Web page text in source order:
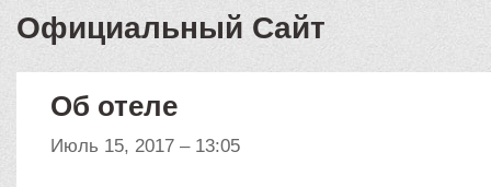
Официальный Сайт
Об отеле
Июль 15, 2017 – 13:05